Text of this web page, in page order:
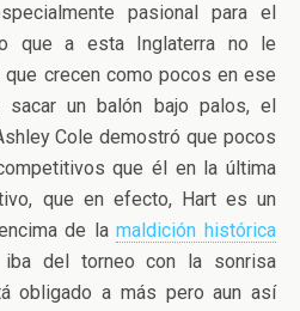
pasional para el
que a esta Inglaterra no le
crecen como pocos en ese
sacar un balón bajo palos, el
Cole demostró que pocos
que él en la última
que en efecto, Hart es un
de lamaldición histórica
del torneo con la sonrisa
obligado a más pero aun así